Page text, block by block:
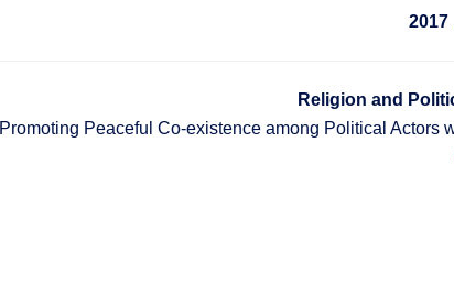
Religion and
Promoting Peaceful Co-existence among Political Actors